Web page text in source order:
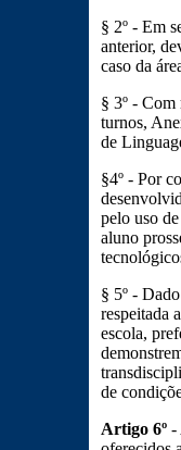
§ 2º - Em
anterior,
caso da
§ 3º -
turnos,
de
§4º - Por
pelo uso
aluno
§ 5º -
respeitada
escola,
de
Artigo 6º -